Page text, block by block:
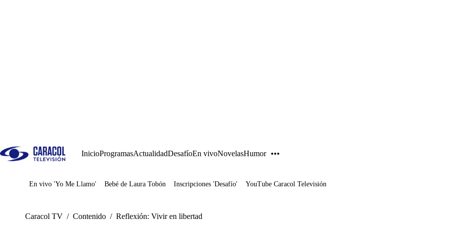
InicioProgramasActualidadDesafíoEn vivoNovelasHumor
Juegos
En vivo 'Yo Me Llamo' Bebé de Laura Tobón Inscripciones 'Desafío' YouTube Caracol Televisión
Caracol TV / Contenido / Reflexión: Vivir en libertad